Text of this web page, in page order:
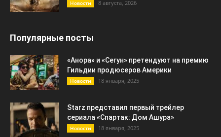
Новости 8 августа, 2026
Популярные посты
«Анора» и «Сегун» претендуют на премию
Гильдии продюсеров Америки
Новости 18 января, 2025
Starz представил первый трейлер
сериала «Спартак: Дом Ашура»
Новости 18 января, 2025